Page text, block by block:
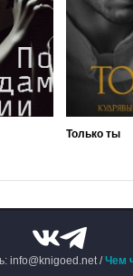
Только ты
info@knigoed.net /Чем